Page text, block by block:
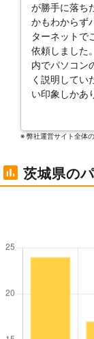
が勝手に落ち
かもわからず
ターネットで
依頼しました
内でパソコン
く説明してい
い印象しかあ
※ 弊社運営サイト全体
茨城県の